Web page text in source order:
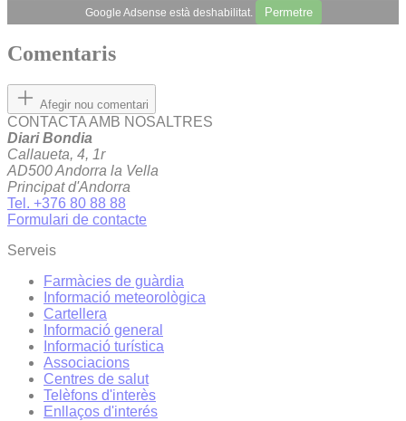
Google Adsense està deshabilitat. Permetre
Comentaris
Afegir nou comentari
CONTACTA AMB NOSALTRES
Diari Bondia
Callaueta, 4, 1r
AD500 Andorra la Vella
Principat d'Andorra
Tel. +376 80 88 88
Formulari de contacte
Serveis
Farmàcies de guàrdia
Informació meteorològica
Cartellera
Informació general
Informació turística
Associacions
Centres de salut
Telèfons d'interès
Enllaços d'interés